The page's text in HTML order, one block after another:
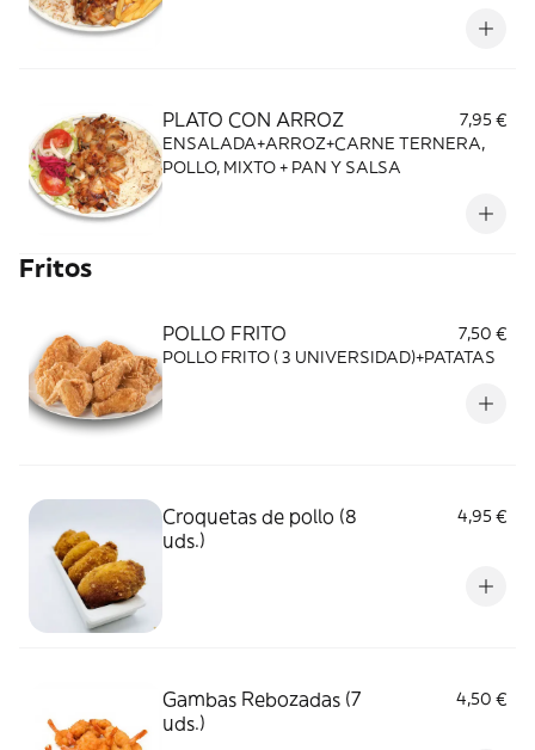
PLATO CON ARROZ
7,95 €
ENSALADA+ARROZ+CARNE TERNERA,
POLLO, MIXTO + PAN Y SALSA
Fritos
POLLO FRITO
7,50 €
POLLO FRITO ( 3 UNIVERSIDAD)+PATATAS
Croquetas de pollo (8
uds.)
4,95 €
Gambas Rebozadas (7
uds.)
4,50 €